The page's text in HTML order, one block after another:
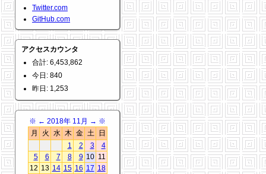
Twitter.com
GitHub.com
アクセスカウンタ
合計: 6,453,862
今日: 840
昨日: 1,253
※ ← 2018年 11月 → ※
月
火 水 木 金 土
日
1
2 3
4
5
6 7 8 9 10 11
12 13 14 15 16 17 18